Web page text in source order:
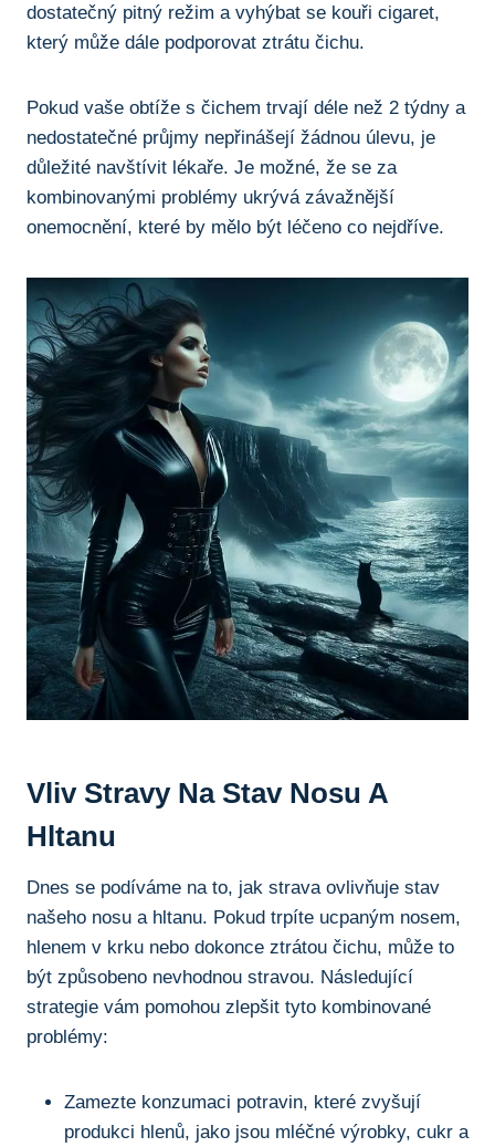
‍dostatečný pitný režim a vyhýbat se kouři cigaret, ​
který ⁤může dále podporovat ztrátu čichu.
Pokud vaše obtíže s čichem trvají déle než 2⁤ týdny‍ a
nedostatečné⁢ průjmy nepřinášejí ⁢žádnou úlevu, je
důležité navštívit⁢ lékaře. Je možné,⁣ že se ⁣za
kombinovanými problémy ukrývá závažnější
onemocnění, ‌které by ⁣mělo⁤ být léčeno co nejdříve.
Vliv​ Stravy⁤ Na Stav ⁣nosu A
Hltanu
Dnes ⁢se podíváme na ​to, jak strava ovlivňuje ⁢stav
našeho⁣ nosu a ⁢hltanu. Pokud trpíte ⁣ucpaným nosem,⁤
hlenem v krku nebo dokonce ztrátou čichu,‌ může to
být způsobeno nevhodnou stravou. ⁢Následující
strategie vám pomohou zlepšit tyto kombinované
problémy:
Zamezte ​konzumaci potravin,⁣ které zvyšují
produkci hlenů, jako jsou mléčné výrobky, cukr a